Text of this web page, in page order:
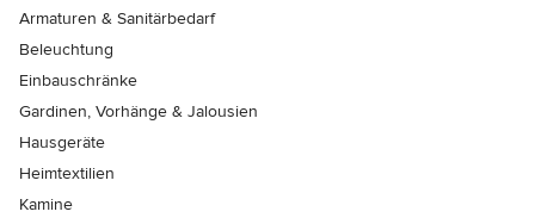
Armaturen & Sanitärbedarf
Beleuchtung
Einbauschränke
Gardinen, Vorhänge & Jalousien
Hausgeräte
Heimtextilien
Kamine